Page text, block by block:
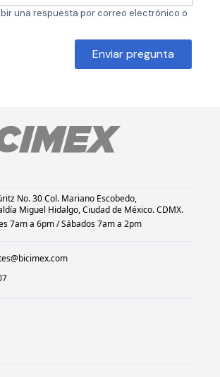
una respuesta por correo electrónico o
Enviar pregunta
No. 30 Col. Mariano Escobedo,
Miguel Hidalgo, Ciudad de México. CDMX.
7am a 6pm / Sábados 7am a 2pm